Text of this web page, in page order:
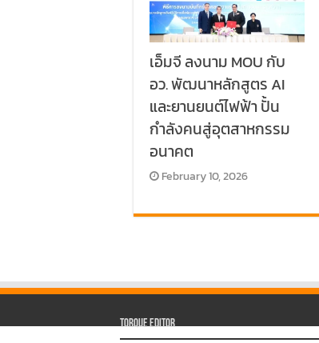
เอ็มจี ลงนาม MOU กับ
อว. พัฒนาหลักสูตร AI
และยานยนต์ไฟฟ้า ปั้น
กำลังคนสู่อุตสาหกรรม
อนาคต
February 10, 2026
Torque Editor